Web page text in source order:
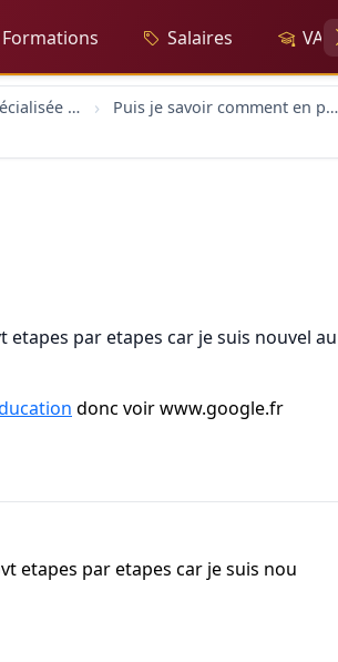
Formations Salaires VAE
forum Education spécialisée formation Puis je savoir comment en procéde au analyse d histamine et d abvt etapes par etapes car je suis no
abvt etapes par etapes car je suis no
par etapes car je suis nouvel
donc voir www.google.fr
etapes par etapes car je suis nou